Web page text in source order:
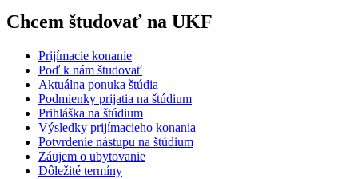
Chcem študovať na UKF
Prijímacie konanie
Poď k nám študovať
Aktuálna ponuka štúdia
Podmienky prijatia na štúdium
Prihláška na štúdium
Výsledky prijímacieho konania
Potvrdenie nástupu na štúdium
Záujem o ubytovanie
Dôležité termíny